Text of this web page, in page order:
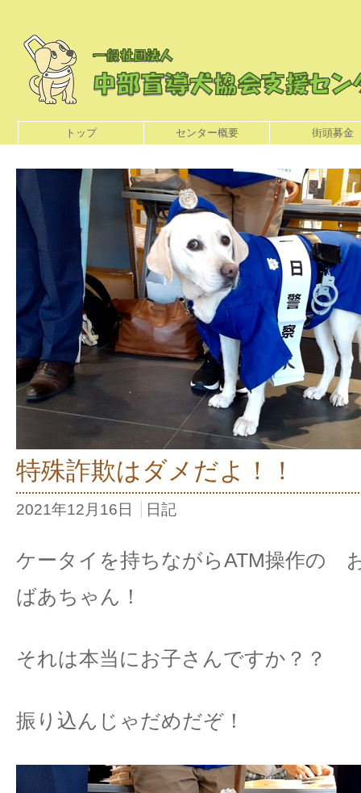
トップ センター概要 街頭募金
特殊詐欺はダメだよ！！
2021年12月16日 日記
ケータイを持ちながらATM操作の
ばあちゃん！
それは本当にお子さんですか？？
振り込んじゃだめだぞ！